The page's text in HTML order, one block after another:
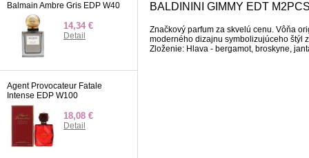
Balmain Ambre Gris EDP W40
14,34 €
Detail
Agent Provocateur Fatale
Intense EDP W100
18,08 €
Detail
BALDININI GIMMY EDT
Značkový parfum za skvelú cenu. Vôňa
moderného dizajnu symbolizujúceho štýl
Zloženie: Hlava - bergamot, broskyne,